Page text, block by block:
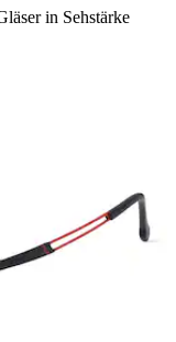
in Sehstärke